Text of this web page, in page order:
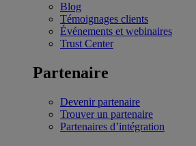
Blog
Témoignages clients
Événements et webinaires
Trust Center
Partenaire
Devenir partenaire
Trouver un partenaire
Partenaires d’intégration